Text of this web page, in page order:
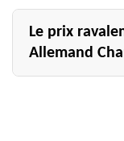
Le prix
Allemand